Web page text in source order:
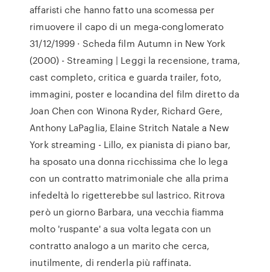
affaristi che hanno fatto una scomessa per
rimuovere il capo di un mega-conglomerato
31/12/1999 · Scheda film Autumn in New York
(2000) - Streaming | Leggi la recensione, trama,
cast completo, critica e guarda trailer, foto,
immagini, poster e locandina del film diretto da
Joan Chen con Winona Ryder, Richard Gere,
Anthony LaPaglia, Elaine Stritch Natale a New
York streaming - Lillo, ex pianista di piano bar,
ha sposato una donna ricchissima che lo lega
con un contratto matrimoniale che alla prima
infedeltà lo rigetterebbe sul lastrico. Ritrova
però un giorno Barbara, una vecchia fiamma
molto 'ruspante' a sua volta legata con un
contratto analogo a un marito che cerca,
inutilmente, di renderla più raffinata.